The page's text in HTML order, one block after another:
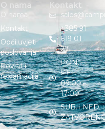
O nama
O nama
Kontakt
Opći uvjeti
poslovanja
Povrat i
reklamacija
Kontakt
+385 91
619 01
27
PON. –
PET. :
09:00 –
17:00
SUB. i NED. :